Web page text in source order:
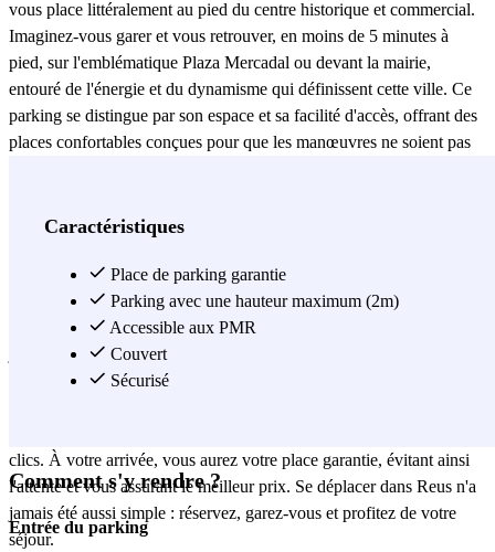
vous place littéralement au pied du centre historique et commercial.
Imaginez-vous garer et vous retrouver, en moins de 5 minutes à
pied, sur l'emblématique Plaza Mercadal ou devant la mairie,
entouré de l'énergie et du dynamisme qui définissent cette ville. Ce
parking se distingue par son espace et sa facilité d'accès, offrant des
places confortables conçues pour que les manœuvres ne soient pas
mobilité réduite, garantissant une accessibilité totale. D'ici, Reus est
idéale pour une journée de shopping ou pour entamer la Route du
Modernisme. Vous pourrez visiter des joyaux tels que la Casa
Navàs, le Centre Gaudí ou les vestiges des anciens remparts situés
juste à côté du parking. C'est, sans aucun doute, la base d'opérations
idéale pour explorer la ville natale d'Antoni Gaudí. Ne laissez pas
clics. À votre arrivée, vous aurez votre place garantie, évitant ainsi
l'attente et vous assurant le meilleur prix. Se déplacer dans Reus n'a
jamais été aussi simple : réservez, garez-vous et profitez de votre
séjour.
Caractéristiques
Place de parking garantie
Parking avec une hauteur maximum (2m)
Accessible aux PMR
Couvert
Sécurisé
Comment s'y rendre ?
Entrée du parking